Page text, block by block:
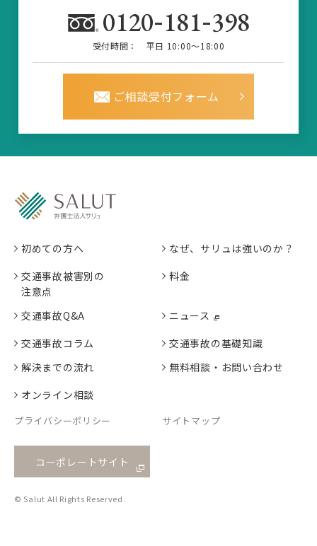
0120-181-398
受付時間： 平日 10:00～18:00
ご相談受付フォーム
初めての方へ
なぜ、サリュは強いのか？
交通事故被害別の
注意点
料金
交通事故Q&A
ニュース
交通事故コラム
交通事故の基礎知識
解決までの流れ
無料相談・お問い合わせ
オンライン相談
プライバシーポリシー サイトマップ
コーポレートサイト
© Salut All Rights Reserved.